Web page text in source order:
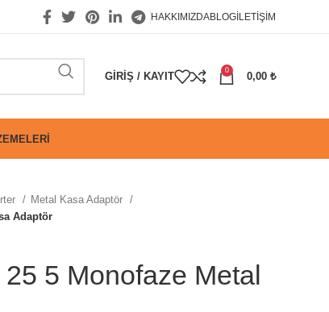
HAKKIMIZDABLOGİLETIŞIM
GIRIŞ / KAYIT
0
0,00 ₺
Metal Kasa Adaptör
Adaptör
5 Monofaze Metal